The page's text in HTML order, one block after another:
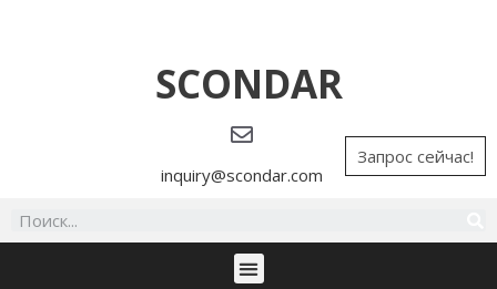
SCONDAR
inquiry@scondar.com
Запрос сейчас!